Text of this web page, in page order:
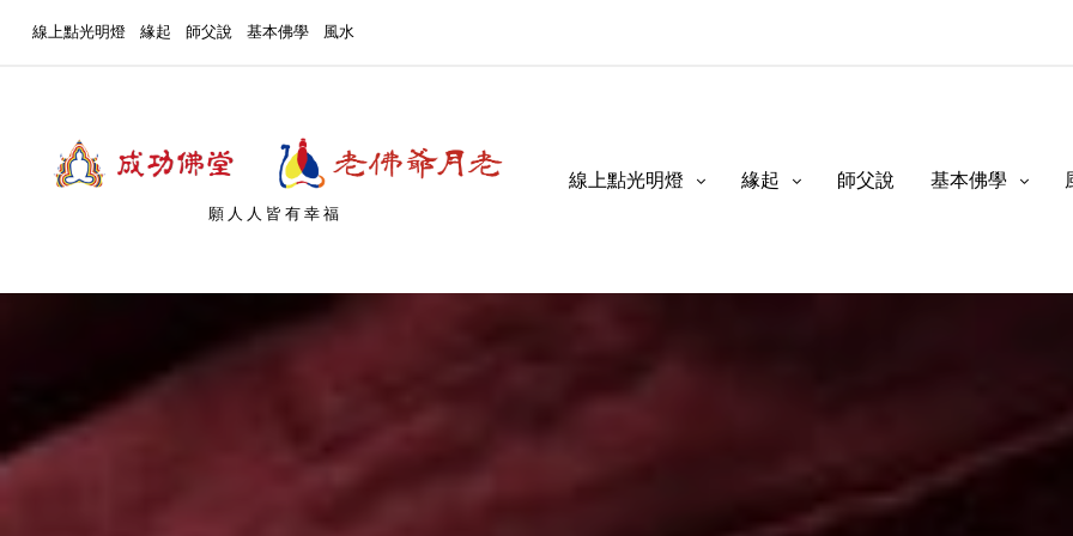
線上點光明燈 緣起 師父說 基本佛學 風水
願人人皆有幸福
線上點光明燈 緣起 師父說 基本佛學